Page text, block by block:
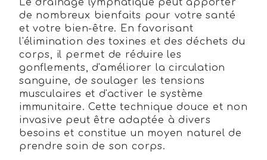
Le drainage lymphatique peut apporter
de nombreux bienfaits pour votre santé
et votre bien-être. En favorisant
l'élimination des toxines et des déchets du
corps, il permet de réduire les
gonflements, d'améliorer la circulation
sanguine, de soulager les tensions
musculaires et d'activer le système
immunitaire. Cette technique douce et non
invasive peut être adaptée à divers
besoins et constitue un moyen naturel de
prendre soin de son corps.